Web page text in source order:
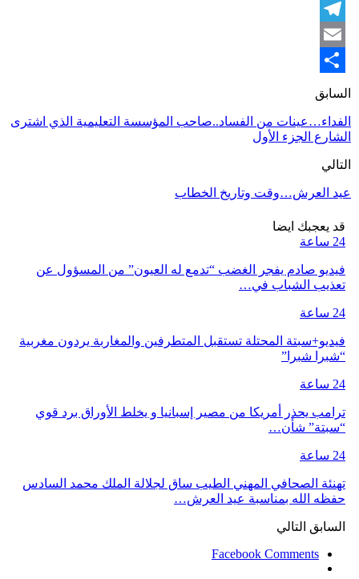
LinkedIn
Telegram
Email
Share
السابق
الفداء…عينات من الفساد..صاحب المؤسسة التعليمية الذي اشترى
الشارع الجزء الأول
التالي
عيد العرش…وقت وتاريخ الخطاب
قد يعجبك ايضا
24 ساعة
فيديو صادم يفجر الغضب “تدمع له العيون” من المسؤول عن
تعذيب الشباب في…
24 ساعة
فيديو+سبتة المحتلة تستقبل المتطرفين والمغاربة يردون مغربية
“شبرا شبرا”
24 ساعة
ترامب يحذر أمريكا من مصير إسبانيا و يخلط الأوراق برد قوي
“سبتة” شأن…
24 ساعة
تهنئة الصحافي المهني الطيب ساق لجلالة الملك محمد السادس
حفظه الله بمناسبة عيد العرش…
السابق التالي
Facebook Comments